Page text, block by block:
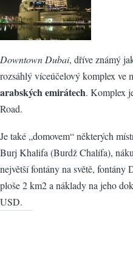
Downtown Dubai, dříve známý
rozsáhlý víceúčelový komplex ve
arabských emirátech. Komplex
Road.
Je také „domovem“ některých
Burj Khalifa (Burdž Chalífa),
největší fontány na světě, fontány
ploše 2 km2 a náklady na jeho
USD.